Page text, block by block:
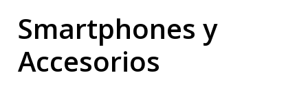
Smartphones y
Accesorios